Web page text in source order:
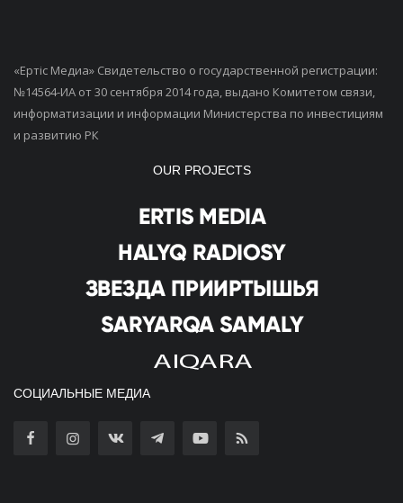
«Ертiс Медиа» Свидетельство о государственной регистрации:
№14564-ИА от 30 сентября 2014 года, выдано Комитетом связи,
информатизации и информации Министерства по инвестициям
и развитию РК
OUR PROJECTS
СОЦИАЛЬНЫЕ МЕДИА